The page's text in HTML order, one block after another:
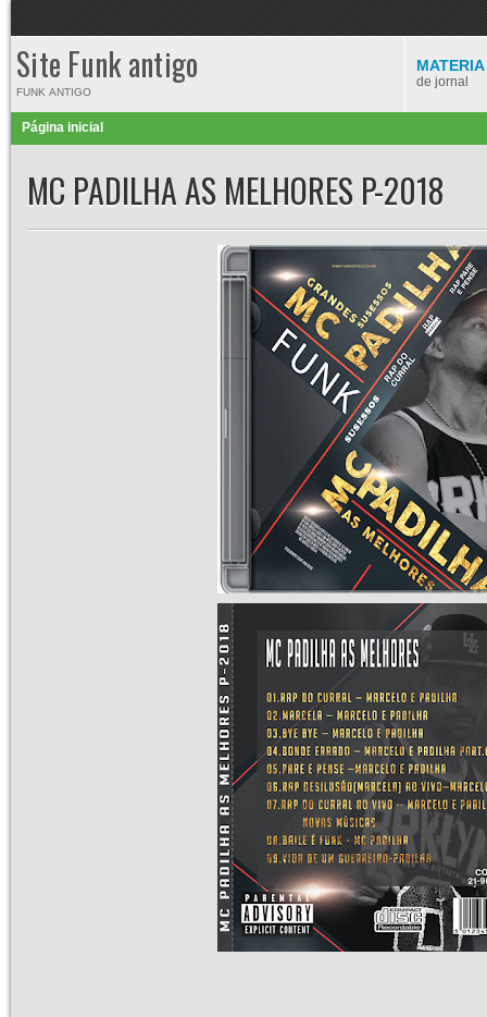
Site Funk antigo
FUNK ANTIGO
MATERIA
de jornal
Página inicial
MC PADILHA AS MELHORES P-2018